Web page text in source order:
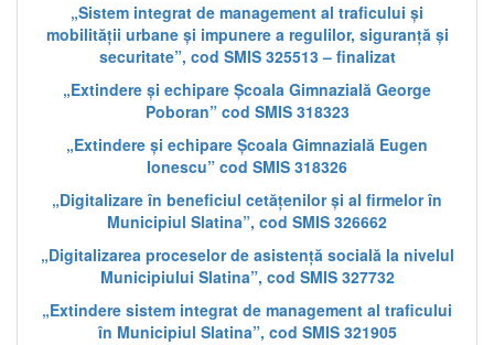
„Sistem integrat de management al traficului și
mobilității urbane și impunere a regulilor, siguranță și
securitate”, cod SMIS 325513 – finalizat
„Extindere și echipare Școala Gimnazială George
Poboran” cod SMIS 318323
„Extindere și echipare Școala Gimnazială Eugen
Ionescu” cod SMIS 318326
„Digitalizare în beneficiul cetățenilor și al firmelor în
Municipiul Slatina”, cod SMIS 326662
„Digitalizarea proceselor de asistență socială la nivelul
Municipiului Slatina”, cod SMIS 327732
„Extindere sistem integrat de management al traficului
în Municipiul Slatina”, cod SMIS 321905